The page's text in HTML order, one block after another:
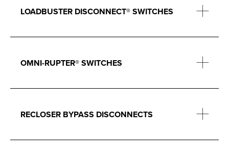
LOADBUSTER DISCONNECT® SWITCHES
OMNI-RUPTER® SWITCHES
RECLOSER BYPASS DISCONNECTS